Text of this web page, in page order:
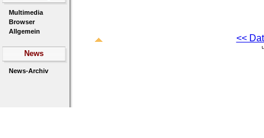
Multimedia
Browser
Allgemein
News
News-Archiv
<<